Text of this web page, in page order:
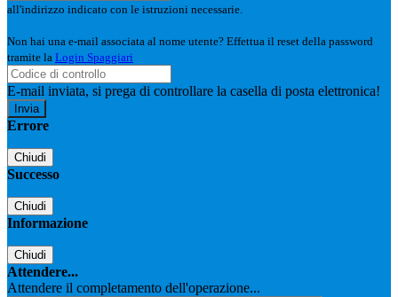
all'indirizzo indicato con le istruzioni necessarie.
Non hai una e-mail associata al nome utente? Effettua il reset della password
tramite la Login Spaggiari
E-mail inviata, si prega di controllare la casella di posta elettronica!
Errore
Chiudi
Successo
Chiudi
Informazione
Chiudi
Attendere...
Attendere il completamento dell'operazione...